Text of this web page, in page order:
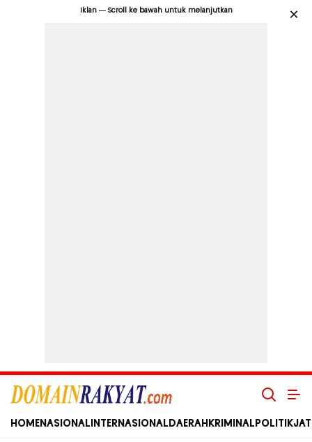
Iklan — Scroll ke bawah untuk melanjutkan ×
Domain Rakyat
Berita Hari Ini Terkini dan Terbaru Indonesia dan Internasional
HOME NASIONAL INTERNASIONAL DAERAH KRIMINAL POLITIK